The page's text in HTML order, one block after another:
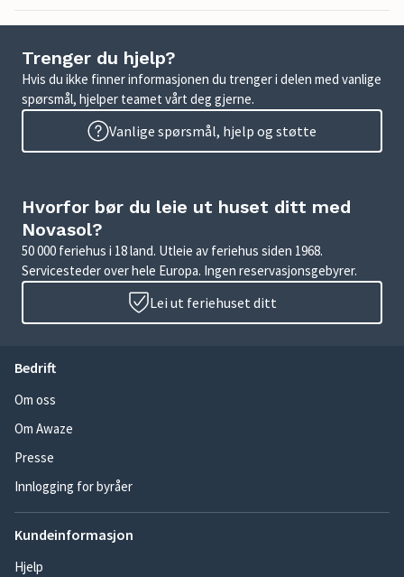
Trenger du hjelp?
Hvis du ikke finner informasjonen du trenger i delen med vanlige
spørsmål, hjelper teamet vårt deg gjerne.
Vanlige spørsmål, hjelp og støtte
Hvorfor bør du leie ut huset ditt med
Novasol?
50 000 feriehus i 18 land. Utleie av feriehus siden 1968.
Servicesteder over hele Europa. Ingen reservasjonsgebyrer.
Lei ut feriehuset ditt
Bedrift
Om oss
Om Awaze
Presse
Innlogging for byråer
Kundeinformasjon
Hjelp